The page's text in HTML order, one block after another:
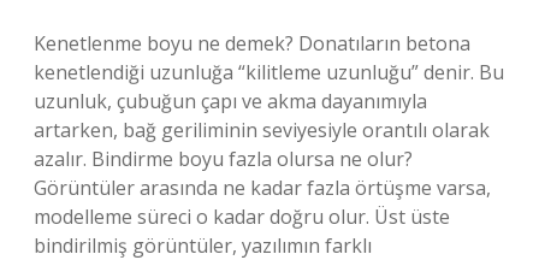
Kenetlenme boyu ne demek? Donatıların betona
kenetlendiği uzunluğa “kilitleme uzunluğu” denir. Bu
uzunluk, çubuğun çapı ve akma dayanımıyla
artarken, bağ geriliminin seviyesiyle orantılı olarak
azalır. Bindirme boyu fazla olursa ne olur?
Görüntüler arasında ne kadar fazla örtüşme varsa,
modelleme süreci o kadar doğru olur. Üst üste
bindirilmiş görüntüler, yazılımın farklı